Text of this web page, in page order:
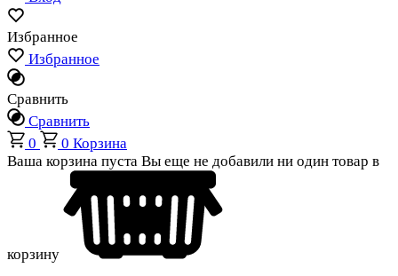
Избранное
Избранное
Сравнить
Сравнить
0
0 Корзина
Ваша корзина пуста Вы еще не добавили ни один товар в
корзину